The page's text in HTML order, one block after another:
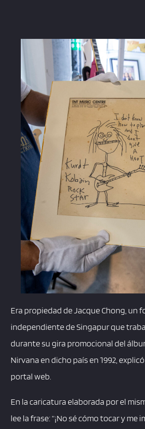
Era propiedad de Jacque Chong, un
independiente de Singapur que
durante su gira promocional del
Nirvana en dicho país en 1992,
portal web.
En la caricatura elaborada por el
lee la frase: “¡No sé cómo tocar y me